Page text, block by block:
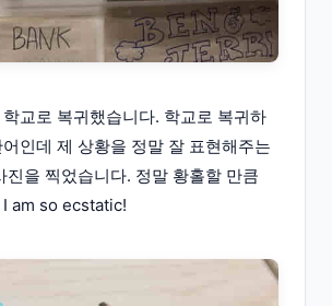
교로 복귀했습니다. 학교로 복귀하
인데 제 상황을 정말 잘 표현해주는
진을 찍었습니다. 정말 황홀할 만큼
I am so ecstatic!